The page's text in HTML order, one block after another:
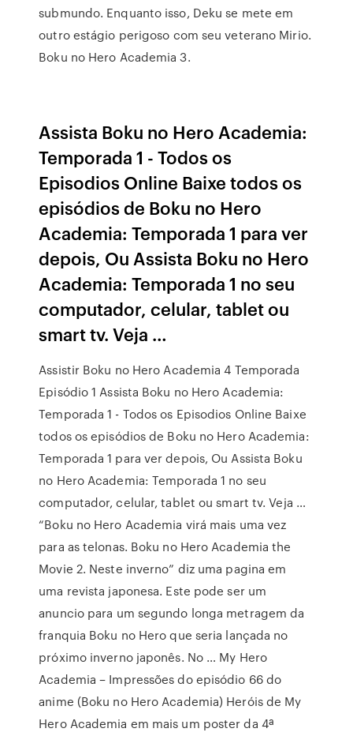
submundo. Enquanto isso, Deku se mete em
outro estágio perigoso com seu veterano Mirio.
Boku no Hero Academia 3.
Assista Boku no Hero Academia:
Temporada 1 - Todos os
Episodios Online Baixe todos os
episódios de Boku no Hero
Academia: Temporada 1 para ver
depois, Ou Assista Boku no Hero
Academia: Temporada 1 no seu
computador, celular, tablet ou
smart tv. Veja …
Assistir Boku no Hero Academia 4 Temporada
Episódio 1 Assista Boku no Hero Academia:
Temporada 1 - Todos os Episodios Online Baixe
todos os episódios de Boku no Hero Academia:
Temporada 1 para ver depois, Ou Assista Boku
no Hero Academia: Temporada 1 no seu
computador, celular, tablet ou smart tv. Veja …
“Boku no Hero Academia virá mais uma vez
para as telonas. Boku no Hero Academia the
Movie 2. Neste inverno” diz uma pagina em
uma revista japonesa. Este pode ser um
anuncio para um segundo longa metragem da
franquia Boku no Hero que seria lançada no
próximo inverno japonês. No … My Hero
Academia – Impressões do episódio 66 do
anime (Boku no Hero Academia) Heróis de My
Hero Academia em mais um poster da 4ª